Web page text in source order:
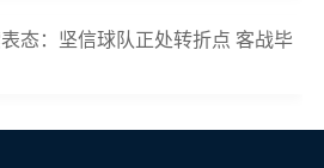
态：坚信球队正处转折点 客战毕